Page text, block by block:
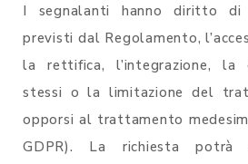
I segnalanti hanno diritto di
previsti dal Regolamento,
la rettifica, l’integrazione, la
stessi o la limitazione del
opporsi al trattamento
GDPR). La richiesta potrà